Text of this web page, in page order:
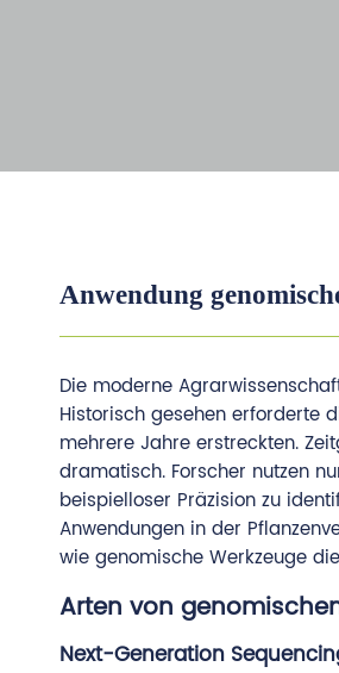
Anwendung
Die moderne
Historisch gesehen erforderte
mehrere Jahre erstreckten.
dramatisch. Forscher nutzen
beispielloser Präzision zu
Anwendungen in der
wie genomische Werkzeuge
Arten von
Next-Generation